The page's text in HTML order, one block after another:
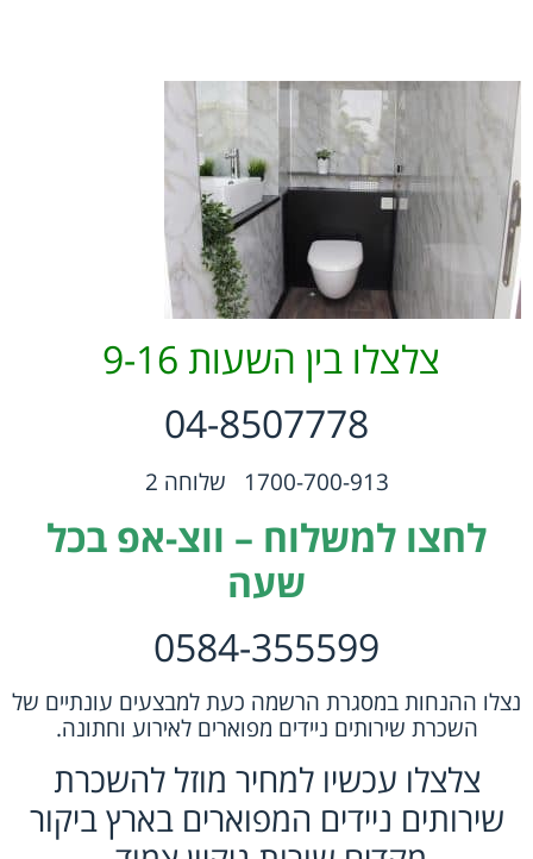
צלצלו בין השעות 9-16
04-8507778
1700-700-913 שלוחה 2
לחצו למשלוח – ווצ-אפ בכל
שעה
0584-355599
נצלו ההנחות במסגרת הרשמה כעת למבצעים עונתיים של
השכרת שירותים ניידים מפוארים לאירוע וחתונה.
צלצלו עכשיו למחיר מוזל להשכרת
שירותים ניידים המפוארים בארץ ביקור